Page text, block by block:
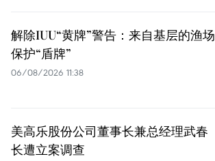
解除IUU“黄牌”警告：来自基层的渔场
保护“盾牌”
06/08/2026 11:38
美高乐股份公司董事长兼总经理武春
长遭立案调查